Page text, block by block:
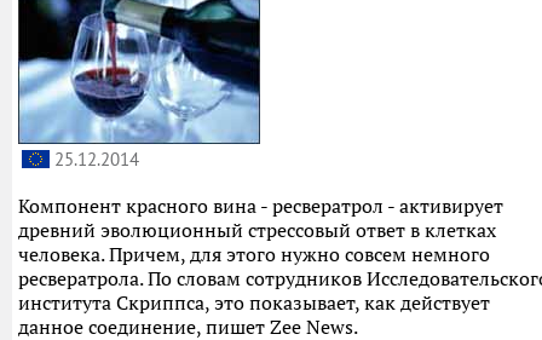
25.12.2014
Компонент красного вина - ресвератрол - активирует
древний эволюционный стрессовый ответ в клетках
человека. Причем, для этого нужно совсем немного
ресвератрола. По словам сотрудников
института Скриппса, это показывает, как действует
данное соединение, пишет Zee News.